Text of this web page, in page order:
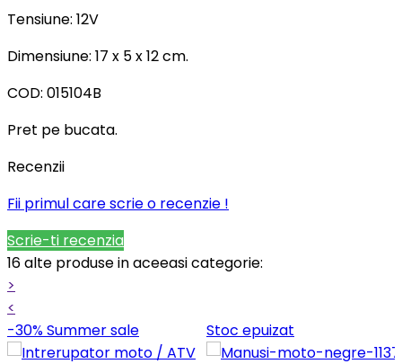
Tensiune: 12V
Dimensiune: 17 x 5 x 12 cm.
COD: 015104B
Pret pe bucata.
Recenzii
Fii primul care scrie o recenzie !
Scrie-ti recenzia
16 alte produse in aceeasi categorie:
>
<
-30%Summer sale Stoc epuizat